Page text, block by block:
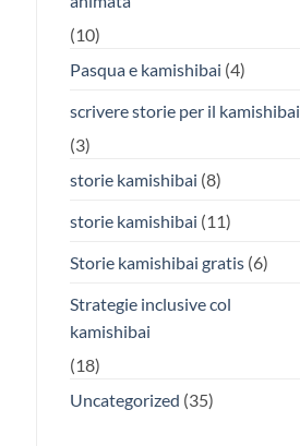
(10)
Pasqua e kamishibai (4)
scrivere storie per il kamishibai
(3)
storie kamishibai (8)
storie kamishibai (11)
Storie kamishibai gratis(6)
Strategie inclusive col
kamishibai
(18)
Uncategorized (35)